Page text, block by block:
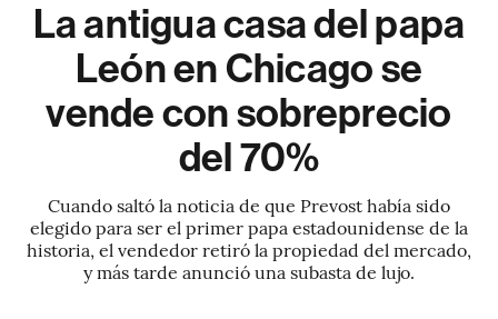
La antigua casa del papa
León en Chicago se
vende con sobreprecio
del 70%
Cuando saltó la noticia de que Prevost había sido
elegido para ser el primer papa estadounidense de la
historia, el vendedor retiró la propiedad del mercado,
y más tarde anunció una subasta de lujo.